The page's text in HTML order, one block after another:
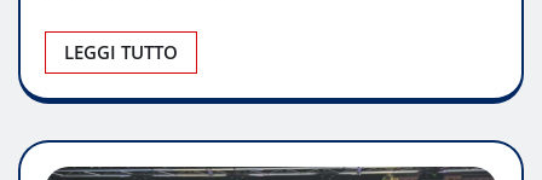
LEGGI TUTTO